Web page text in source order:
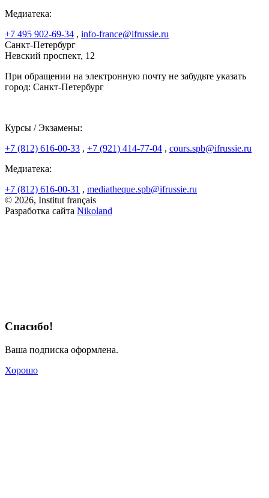
Медиатека:
+7 495 902-69-34 , info-france@ifrussie.ru
Санкт-Петербург
Невский проспект, 12
При обращении на электронную почту не забудьте указать
город: Санкт-Петербург
Курсы / Экзамены:
+7 (812) 616-00-33 , +7 (921) 414-77-04 , cours.spb@ifrussie.ru
Медиатека:
+7 (812) 616-00-31 , mediatheque.spb@ifrussie.ru
© 2026, Institut français
Разработка сайта Nikoland
Спасибо!
Ваша подписка оформлена.
Хорошо